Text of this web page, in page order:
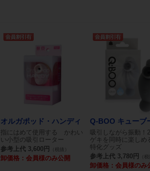
オルガポッド・ハンディ
指にはめて使用する かわい
い小型の吸引ローター
参考上代 3,600円
（税抜）
卸価格：会員様のみ公開
Q-BOO キューブ
吸引しながら振動！
ゲキを同時に楽しめ
特化グッズ
参考上代 3,780円
（税
卸価格：会員様のみ